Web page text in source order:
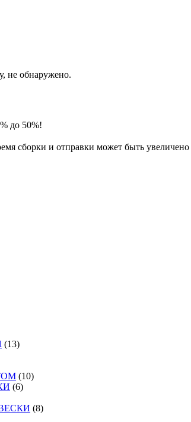
не обнаружено.
до 50%!
сборки и отправки может быть
(13)
(10)
(6)
(8)